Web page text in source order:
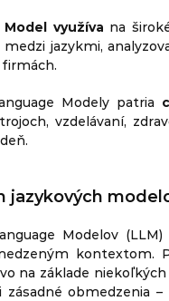
využíva na
jazykmi,
Modely patria
vzdelávaní,
jazykových
Modelov
kontextom.
na základe
obmedzenia